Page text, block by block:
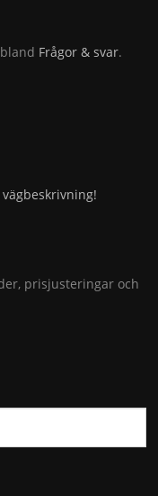
Frågor & svar.
prisjusteringar och